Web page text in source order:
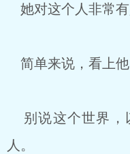
她对这个人非常有
简单来说，看上他
别说这个世界，
人。